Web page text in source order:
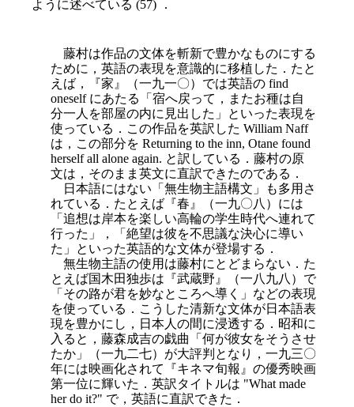
ように述べている (57) ．
藤村は作品の文体を斬新で豊かなものにする
ために，英語の表現を意識的に移植した．たと
えば，『家』（一九一〇）では英語の find
oneself にあたる「宿へ戻って，またお種は自
分一人を部屋の内に見出した」といった表現を
使っている．この作品を英訳した William Naff
は，この部分を Returning to the inn, Otane found
herself all alone again. と訳している．藤村の原
文は，そのまま英文に直訳できたのである．
日本語にはない「無生物主語構文」も多用さ
れている．たとえば『春』（一九〇八）には
「追想は岸本を楽しい高輪の学生時代へ連れて
行った」，「絶望は彼を不思議な決心に導い
た」といった英語的な文体が登場する．
無生物主語の使用は藤村にとどまらない．た
とえば国木田独歩は『武蔵野』（一八九八）で
「その路が君を妙なところへ導く」などの表現
を使っている．こうした清新な文体が日本語表
現を豊かにし，日本人の間に浸透する．昭和に
入ると，藤森成吉の戯曲「何が彼女をそうさせ
たか」（一九二七）が大評判となり，一九三〇
年には映画化されて『キネマ旬報』の優秀映画
第一位に輝いた．英訳タイトルは "What made
her do it?" で，英語に直訳できた．